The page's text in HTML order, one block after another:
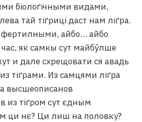
біолоґічными видами,
тай тіґриці даст нам ліґра.
фертилными, айбо… айбо
як самкы сут майбӯлше
и дале схрещовати ся авадь
тіґрами. Из самцями ліґра
высшеописанов
из тіґром сут єдным
ци нє? Ци лиш на половку?